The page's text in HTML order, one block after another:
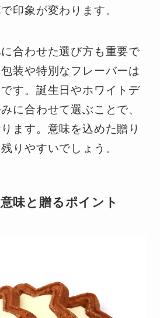
印象が変わります。
合わせた選び方も重要で
装や特別なフレーバーは
す。誕生日やホワイトデ
に合わせて選ぶことで、
ます。意味を込めた贈り
りやすいでしょう。
味と贈るポイント